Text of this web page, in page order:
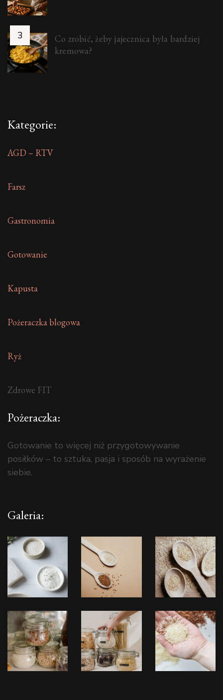
Co zrobić, żeby jajecznica była bardziej
kremowa?
Kategorie:
AGD – RTV
Farsz
Gastronomia
Gotowanie
Kapusta
Pożeraczka blogowa
Ryż
Zdrowe FIT
Pożeraczka:
Gotowanie to więcej niż przygotowywanie
posiłków – to sztuka, pasja i sposób na wyrażenie
siebie.
Galeria: